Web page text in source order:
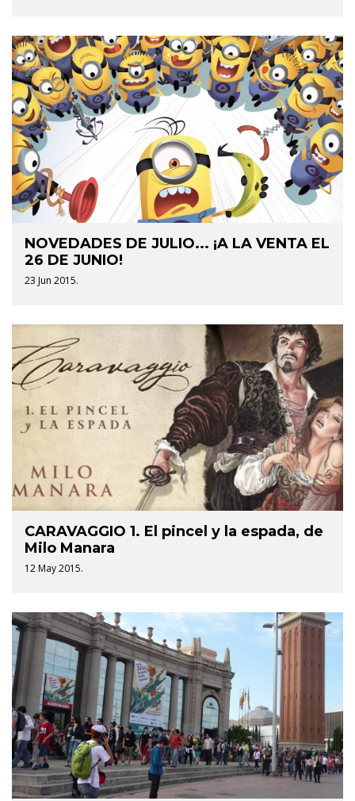
NOVEDADES DE JULIO... ¡A LA VENTA EL
26 DE JUNIO!
23 Jun 2015.
CARAVAGGIO 1. El pincel y la espada, de
Milo Manara
12 May 2015.